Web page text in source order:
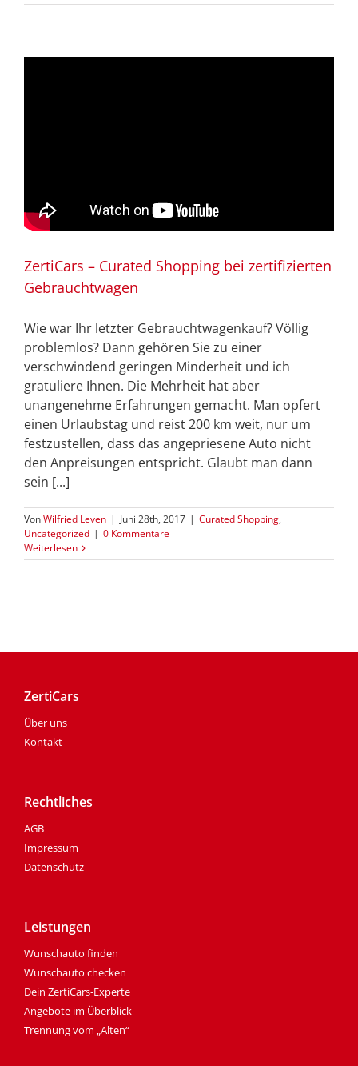
ZertiCars – Curated Shopping bei zertifizierten
Gebrauchtwagen
Wie war Ihr letzter Gebrauchtwagenkauf? Völlig
problemlos? Dann gehören Sie zu einer
verschwindend geringen Minderheit und ich
gratuliere Ihnen. Die Mehrheit hat aber
unangenehme Erfahrungen gemacht. Man opfert
einen Urlaubstag und reist 200 km weit, nur um
festzustellen, dass das angepriesene Auto nicht
den Anpreisungen entspricht. Glaubt man dann
sein [...]
VonWilfried Leven | Juni 28th, 2017 | Curated Shopping,
Uncategorized | 0 Kommentare
Weiterlesen
ZertiCars
Über uns
Kontakt
Rechtliches
AGB
Impressum
Datenschutz
Leistungen
Wunschauto finden
Wunschauto checken
Dein ZertiCars-Experte
Angebote im Überblick
Trennung vom „Alten“